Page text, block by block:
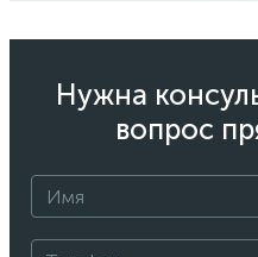
Нужна
вопрос